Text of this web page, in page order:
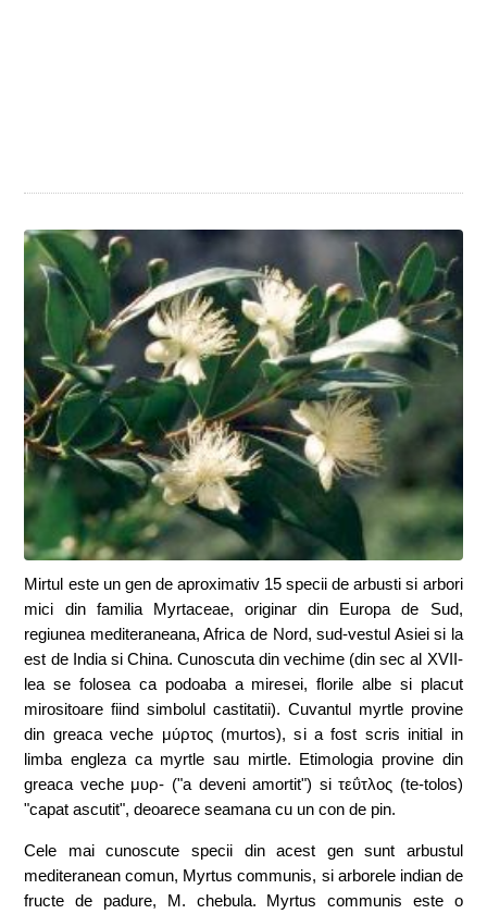
Mirtul este un gen de aproximativ 15 specii de arbusti si arbori
mici din familia Myrtaceae, originar din Europa de Sud,
regiunea mediteraneana, Africa de Nord, sud-vestul Asiei si la
est de India si China. Cunoscuta din vechime (din sec al XVII-
lea se folosea ca podoaba a miresei, florile albe si placut
mirositoare fiind simbolul castitatii). Cuvantul myrtle provine
din greaca veche μύρτος (murtos), si a fost scris initial in
limba engleza ca myrtle sau mirtle. Etimologia provine din
greaca veche μυρ- ("a deveni amortit") si τεΰτλος (te-tolos)
"capat ascutit", deoarece seamana cu un con de pin.
Cele mai cunoscute specii din acest gen sunt arbustul
mediteranean comun, Myrtus communis, si arborele indian de
fructe de padure, M. chebula. Myrtus communis este o